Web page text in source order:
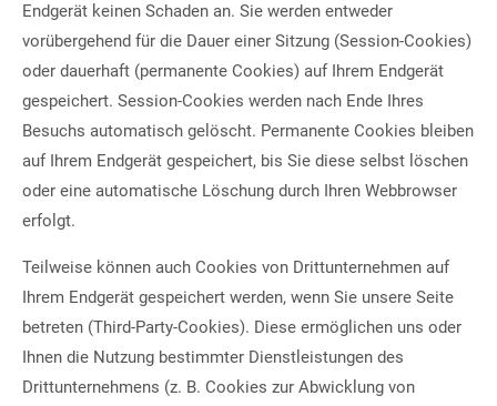
Endgerät keinen Schaden an. Sie werden entweder
vorübergehend für die Dauer einer Sitzung (Session-Cookies)
oder dauerhaft (permanente Cookies) auf Ihrem Endgerät
gespeichert. Session-Cookies werden nach Ende Ihres
Besuchs automatisch gelöscht. Permanente Cookies bleiben
auf Ihrem Endgerät gespeichert, bis Sie diese selbst löschen
oder eine automatische Löschung durch Ihren Webbrowser
erfolgt.
Teilweise können auch Cookies von Drittunternehmen auf
Ihrem Endgerät gespeichert werden, wenn Sie unsere Seite
betreten (Third-Party-Cookies). Diese ermöglichen uns oder
Ihnen die Nutzung bestimmter Dienstleistungen des
Drittunternehmens (z. B. Cookies zur Abwicklung von